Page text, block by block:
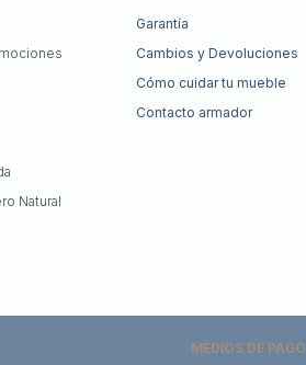
Garantía
Cambios y Devoluciones
Cómo cuidar tu mueble
Contacto armador
Natural
MEDIOS DE PAGO